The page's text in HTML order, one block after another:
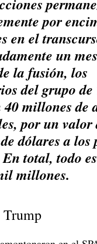
por
en el
un
la fusión, los
del grupo
millones de
por un valor
dólares a los
total, todo
millones.
Trump